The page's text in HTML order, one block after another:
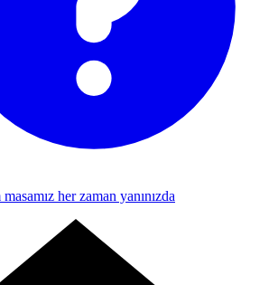
masamız her zaman yanınızda